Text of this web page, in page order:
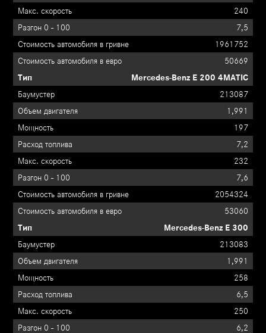
240
7,5
1961752
50669
Mercedes-Benz E 200 4MATIC
213087
1,991
197
7,2
232
7,6
2054324
53060
Mercedes-Benz E 300
213083
1,991
258
6,5
250
6,2